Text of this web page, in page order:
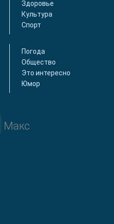
Здоровье
Культура
Спорт
Погода
Общество
Это интересно
Юмор
Макс